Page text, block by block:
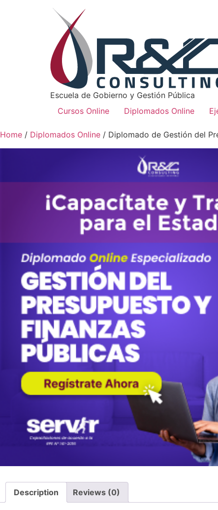
Escuela de Gobierno y Gestión Pública
Cursos Online
Diplomados Online
Home / Diplomados Online / Diplomado de Gestión del
Description Reviews (0)